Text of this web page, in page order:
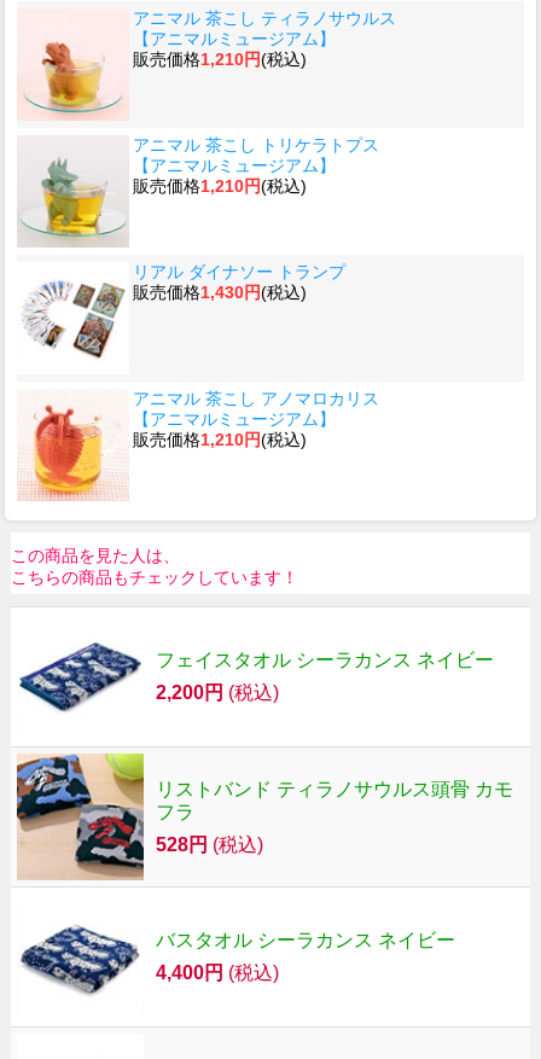
アニマル 茶こし ティラノサウルス
【アニマルミュージアム】
販売価格1,210円(税込)
アニマル 茶こし トリケラトプス
【アニマルミュージアム】
販売価格1,210円(税込)
リアル ダイナソー トランプ
販売価格1,430円(税込)
アニマル 茶こし アノマロカリス
【アニマルミュージアム】
販売価格1,210円(税込)
この商品を見た人は、
こちらの商品もチェックしています！
フェイスタオル シーラカンス ネイビー
2,200円 (税込)
リストバンド ティラノサウルス頭骨 カモ
フラ
528円 (税込)
バスタオル シーラカンス ネイビー
4,400円 (税込)